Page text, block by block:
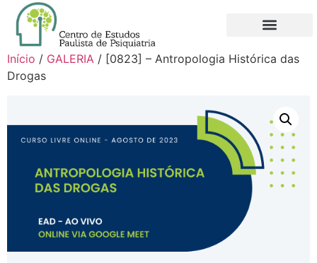
Início / GALERIA / [0823] – Antropologia Histórica das
Drogas